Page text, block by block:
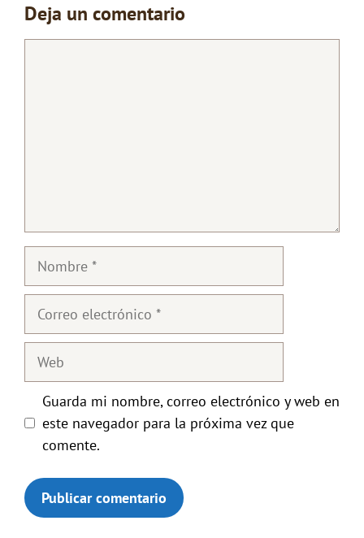
Deja un comentario
electrónico
Guarda mi nombre, correo electrónico y web en
este navegador para la próxima vez que
comente.